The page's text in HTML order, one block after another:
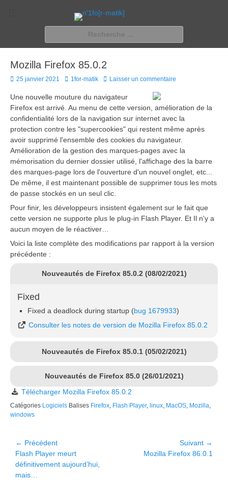
n'1fo[r-matik]
Pour les nymphos d'infos en info…
Mozilla Firefox 85.0.2
Posted
25 janvier 2021 Author
1for-matik Laisser un commentaire
Une nouvelle mouture du navigateur
Firefox est arrivé. Au menu de cette version, amélioration de la
confidentialité lors de la navigation sur internet avec la
protection contre les "supercookies" qui restent même après
avoir supprimé l'ensemble des cookies du navigateur.
Amélioration de la gestion des marques-pages avec la
mémorisation du dernier dossier utilisé, l'affichage des la barre
des marques-page lors de l'ouverture d'un nouvel onglet, etc...
De même, il est maintenant possible de supprimer tous les mots
de passe stockés en un seul clic.
Pour finir, les développeurs insistent également sur le fait que
cette version ne supporte plus le plug-in Flash Player. Et Il n'y a
aucun moyen de le réactiver…
Voici la liste complète des modifications par rapport à la version
précédente :
Nouveautés de Firefox 85.0.2 (08/02/2021)
Fixed
Fixed a deadlock during startup (bug 1679933)
Consulter les notes de version de Mozilla Firefox 85.0.2
Nouveautés de Firefox 85.0.1 (05/02/2021)
Nouveautés de Firefox 85.0 (26/01/2021)
Télécharger Mozilla Firefox 85.0.2
Catégories Logiciels Balises Firefox, Flash Player, linux, MacOS, Mozilla,
windows
Navigation
de
l’article
← Précédent
Article
précédent :
Flash Player meurt
définitivement aujourd’hui,
mais…
Suivant →
Mozilla Firefox 86.0.1